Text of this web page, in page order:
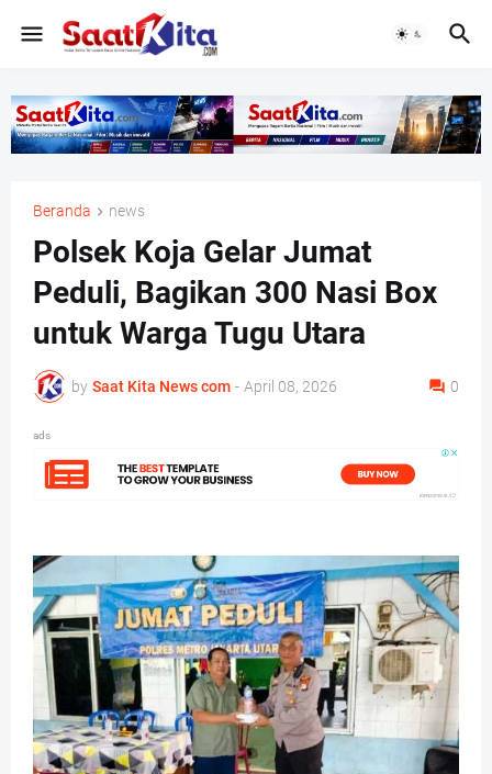
Beranda news
Polsek Koja Gelar Jumat
Peduli, Bagikan 300 Nasi Box
untuk Warga Tugu Utara
by Saat Kita News com - April 08, 2026 0
ads